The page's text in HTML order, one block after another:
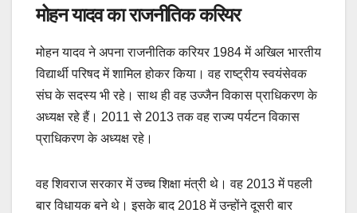
मोहन यादव का राजनीतिक करियर
मोहन यादव ने अपना राजनीतिक करियर 1984 में अखिल भारतीय
विद्यार्थी परिषद में शामिल होकर किया। वह राष्ट्रीय स्वयंसेवक
संघ के सदस्य भी रहे। साथ ही वह उज्जैन विकास प्राधिकरण के
अध्यक्ष रहे हैं। 2011 से 2013 तक वह राज्य पर्यटन विकास
प्राधिकरण के अध्यक्ष रहे।
वह शिवराज सरकार में उच्च शिक्षा मंत्री थे। वह 2013 में पहली
बार विधायक बने थे। इसके बाद 2018 में उन्होंने दूसरी बार